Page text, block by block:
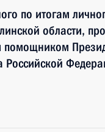
по итогам
области,